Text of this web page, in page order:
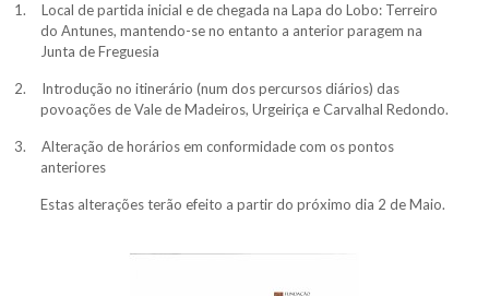
1.
Local de partida inicial e de chegada na Lapa do Lobo: Terreiro
do Antunes, mantendo-se no entanto a anterior paragem na
Junta de Freguesia
2.
Introdução no itinerário (num dos percursos diários) das
povoações de Vale de Madeiros, Urgeiriça e Carvalhal Redondo.
3.
Alteração de horários em conformidade com os pontos
anteriores
Estas alterações terão efeito a partir do próximo dia 2 de Maio.